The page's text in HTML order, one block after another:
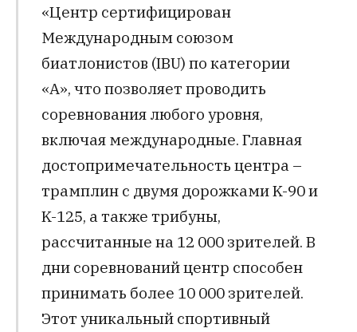
«Центр сертифицирован
Международным союзом
биатлонистов (IBU) по категории
«А», что позволяет проводить
соревнования любого уровня,
включая международные. Главная
достопримечательность центра –
трамплин с двумя дорожками K-90 и
K-125, а также трибуны,
рассчитанные на 12 000 зрителей. В
дни соревнований центр способен
принимать более 10 000 зрителей.
Этот уникальный спортивный